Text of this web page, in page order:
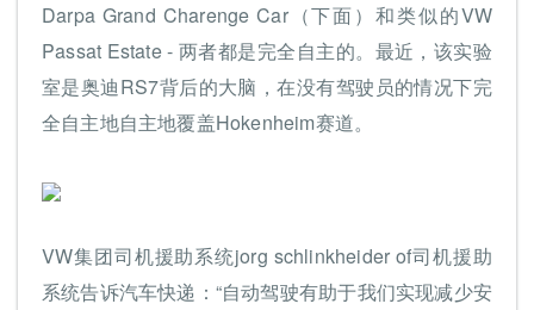
Darpa Grand Charenge Car（下面）和类似的VW
Passat Estate - 两者都是完全自主的。最近，该实验
室是奥迪RS7背后的大脑，在没有驾驶员的情况下完
全自主地自主地覆盖Hokenheim赛道。
VW集团司机援助系统jorg schlinkheider of司机援助
系统告诉汽车快递：“自动驾驶有助于我们实现减少安